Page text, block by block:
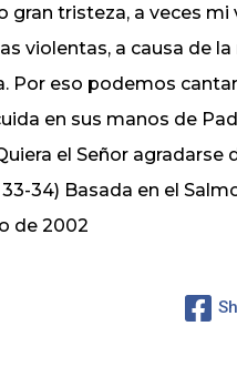
tristeza, a veces mi
violentas, a causa de
Por eso podemos
en sus manos de
el Señor
34) Basada en el
de 2002